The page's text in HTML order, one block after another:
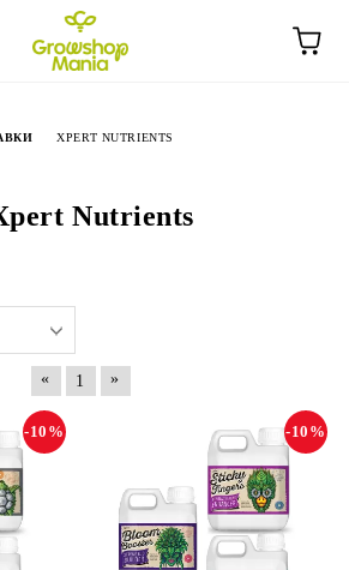
XPERT NUTRIENTS
Nutrients
« 1 »
-10% -10%